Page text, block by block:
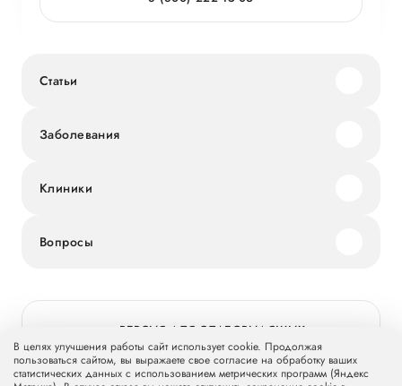
Статьи
Заболевания
Клиники
Вопросы
ВЕРСИЯ ДЛЯ СЛАБОВИДЯЩИХ
В целях улучшения работы сайт использует cookie. Продолжая
пользоваться сайтом, вы выражаете свое согласие на обработку ваших
статистических данных с использованием метрических программ (Яндекс